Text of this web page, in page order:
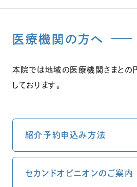
医療機関の方へ
本院では地域の医療機関さまとの
しております。
紹介予約申込み方法
セカンドオピニオンのご案内